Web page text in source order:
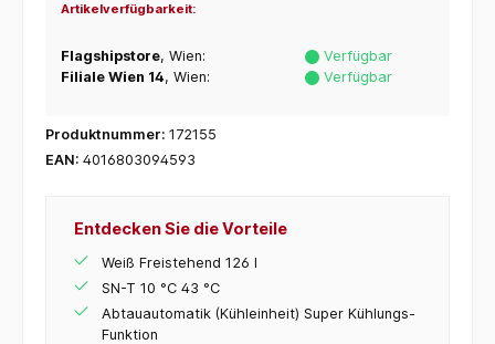
Artikelverfügbarkeit:
Flagshipstore, Wien:
Verfügbar
Filiale Wien 14, Wien: Verfügbar
Produktnummer: 172155
EAN: 4016803094593
Entdecken Sie die Vorteile
Weiß Freistehend 126 l
SN-T 10 °C 43 °C
Abtauautomatik (Kühleinheit) Super Kühlungs-
Funktion